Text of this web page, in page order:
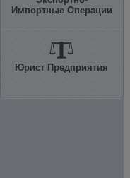
Импортные Операции
Юрист Предприятия